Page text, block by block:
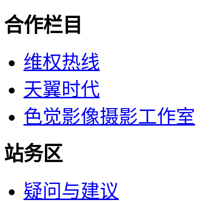
合作栏目
维权热线
天翼时代
色觉影像摄影工作室
站务区
疑问与建议